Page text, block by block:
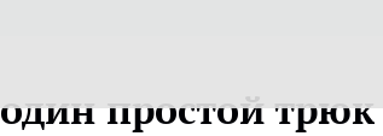
простой трюк